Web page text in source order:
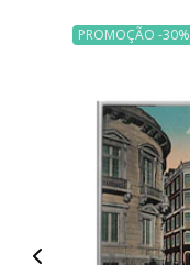
PROMOÇÃO -30%